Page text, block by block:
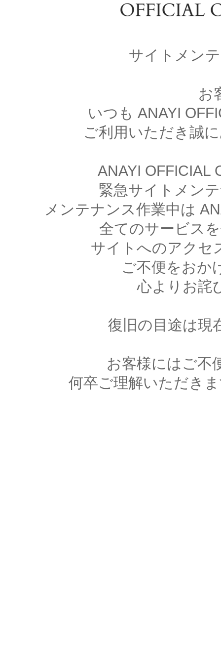
サイトメン
お
いつも ANAYI
ご利用いただき誠
ANAYI OFFICIAL
緊急サイトメン
メンテナンス作業中は
全てのサービス
サイトへのアクセ
ご不便をおか
心よりお詫
復旧の目途は現
お客様にはご不
何卒ご理解いただき